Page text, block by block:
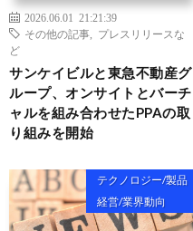
2026.06.01 21:21:39
その他の記事
プレスリリースな
ど
サンケイビルと東急不動産グ
ループ、オンサイトとバーチ
ャルを組み合わせたPPAの取
り組みを開始
テクノロジー/製品
経営/業界動向